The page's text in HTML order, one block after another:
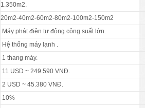
1.350m2.
20m2-40m2-60m2-80m2-100m2-150m2
Máy phát điện tự động công suất lớn.
Hệ thống máy lạnh .
1 thang máy.
11 USD ~ 249.590 VNĐ.
2 USD ~ 45.380 VNĐ.
10%